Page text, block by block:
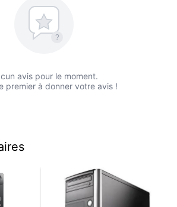
?
avis pour le moment.
premier à donner votre avis !